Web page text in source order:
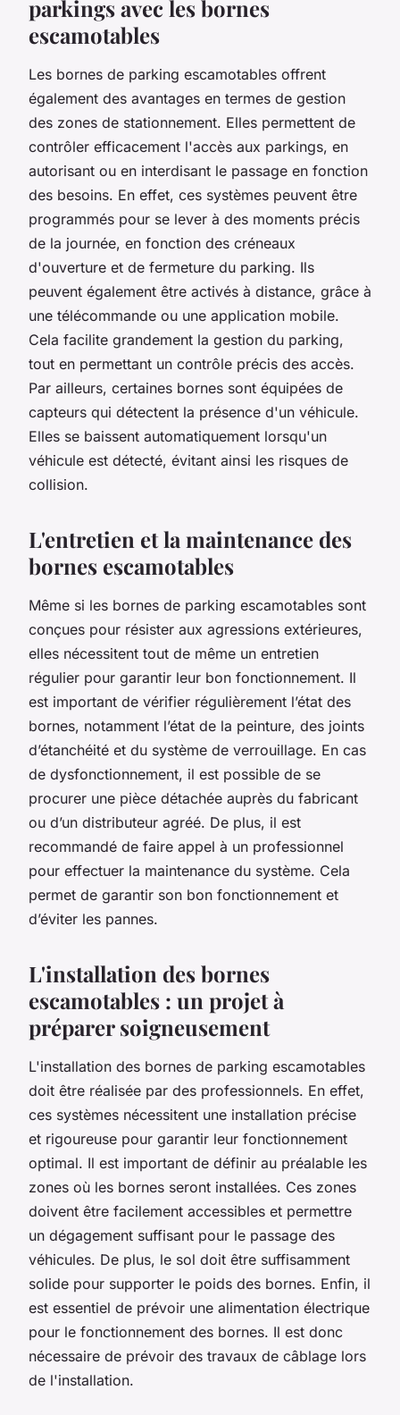
parkings avec les bornes
escamotables
Les bornes de parking escamotables offrent
également des avantages en termes de gestion
des zones de stationnement. Elles permettent de
contrôler efficacement l'accès aux parkings, en
autorisant ou en interdisant le passage en fonction
des besoins. En effet, ces systèmes peuvent être
programmés pour se lever à des moments précis
de la journée, en fonction des créneaux
d'ouverture et de fermeture du parking. Ils
peuvent également être activés à distance, grâce à
une télécommande ou une application mobile.
Cela facilite grandement la gestion du parking,
tout en permettant un contrôle précis des accès.
Par ailleurs, certaines bornes sont équipées de
capteurs qui détectent la présence d'un véhicule.
Elles se baissent automatiquement lorsqu'un
véhicule est détecté, évitant ainsi les risques de
collision.
L'entretien et la maintenance des
bornes escamotables
Même si les bornes de parking escamotables sont
conçues pour résister aux agressions extérieures,
elles nécessitent tout de même un entretien
régulier pour garantir leur bon fonctionnement. Il
est important de vérifier régulièrement l’état des
bornes, notamment l’état de la peinture, des joints
d’étanchéité et du système de verrouillage. En cas
de dysfonctionnement, il est possible de se
procurer une pièce détachée auprès du fabricant
ou d’un distributeur agréé. De plus, il est
recommandé de faire appel à un professionnel
pour effectuer la maintenance du système. Cela
permet de garantir son bon fonctionnement et
d’éviter les pannes.
L'installation des bornes
escamotables : un projet à
préparer soigneusement
L'installation des bornes de parking escamotables
doit être réalisée par des professionnels. En effet,
ces systèmes nécessitent une installation précise
et rigoureuse pour garantir leur fonctionnement
optimal. Il est important de définir au préalable les
zones où les bornes seront installées. Ces zones
doivent être facilement accessibles et permettre
un dégagement suffisant pour le passage des
véhicules. De plus, le sol doit être suffisamment
solide pour supporter le poids des bornes. Enfin, il
est essentiel de prévoir une alimentation électrique
pour le fonctionnement des bornes. Il est donc
nécessaire de prévoir des travaux de câblage lors
de l'installation.